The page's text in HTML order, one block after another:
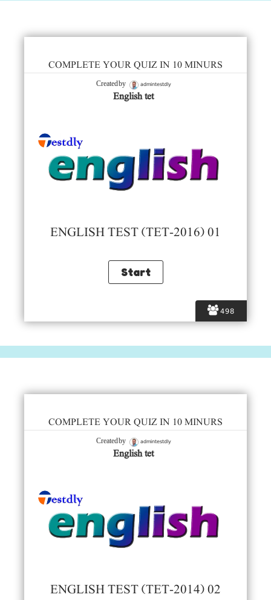
498
COMPLETE YOUR QUIZ IN 10 MINURS
Created by admintestdly
English tet
ENGLISH TEST (TET-2016) 01
COMPLETE YOUR QUIZ IN 10 MINURS
Created by admintestdly
English tet
ENGLISH TEST (TET-2014) 02